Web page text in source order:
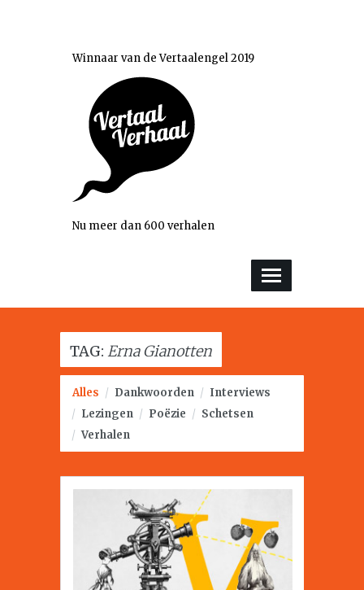
Winnaar van de Vertaalengel 2019
Nu meer dan 600 verhalen
TAG: Erna Gianotten
Alles / Dankwoorden / Interviews
/ Lezingen / Poëzie / Schetsen
/ Verhalen